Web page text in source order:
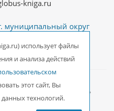
kniga.ru
муниципальный округ
Центр «Глобус»
использует файлы
и анализа действий
этот сайт, Вы
технологий.